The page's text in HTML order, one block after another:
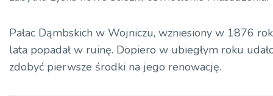
Pałac Dąmbskich w Wojniczu, wzniesiony w 1876
lata popadał w ruinę. Dopiero w ubiegłym roku
zdobyć pierwsze środki na jego renowację.